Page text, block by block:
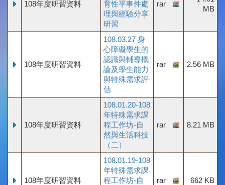
108年度研習資料
育性平事件處
理與經驗分享
研習
rar
MB
108年度研習資料
108.03.27 身
心障礙學生的
認識與輔導概
論及學生能力
與特殊需求評
估
rar 2.56 MB
108年度研習資料
108.01.20-108
年特殊需求課
程工作坊-自
然與生活科技
（二）
rar 8.21 MB
108年度研習資料
108.01.19-108
年特殊需求課
程工作坊-自
rar 662 KB